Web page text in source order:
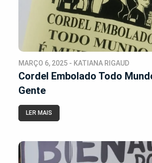
MARÇO 6, 2025 - KATIANA RIGAUD
Cordel Embolado Todo
Gente
LER MAIS